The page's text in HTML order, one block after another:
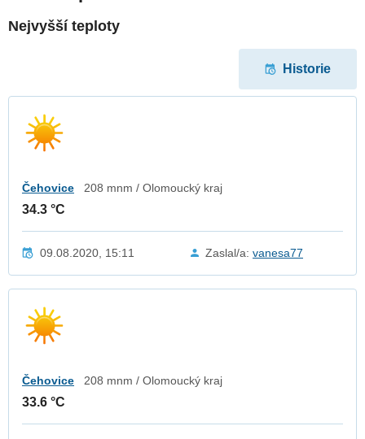
Nejvyšší teploty
Historie
Čehovice 208 mnm / Olomoucký kraj
34.3 °C
09.08.2020, 15:11 Zaslal/a: vanesa77
Čehovice 208 mnm / Olomoucký kraj
33.6 °C